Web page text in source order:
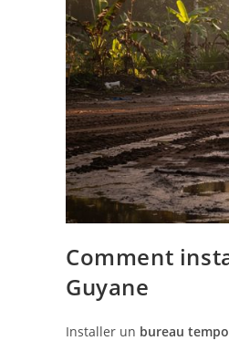
Comment
Guyane
Installer un bureau